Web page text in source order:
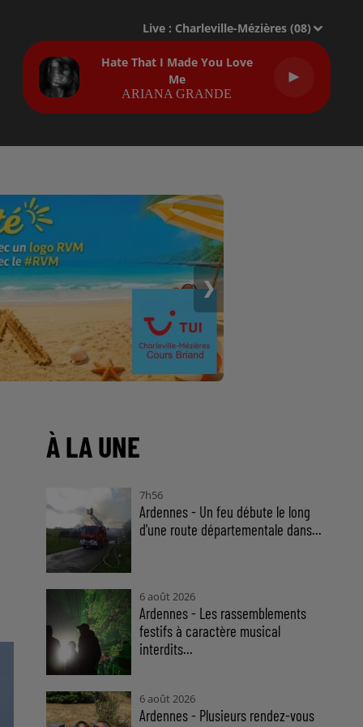
Live : Charleville-Mézières (08)
Hate That I Made You Love
Me
ARIANA GRANDE
❯
À LA UNE
7h56
Ardennes - Un feu débute le long
d'une route départementale dans...
6 août 2026
Ardennes - Les rassemblements
festifs à caractère musical
interdits...
6 août 2026
Ardennes - Plusieurs rendez-vous